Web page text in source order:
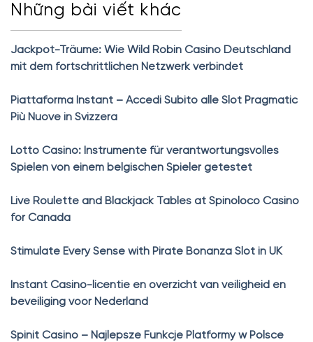
Những bài viết khác
Jackpot-Träume: Wie Wild Robin Casino Deutschland
mit dem fortschrittlichen Netzwerk verbindet
Piattaforma Instant – Accedi Subito alle Slot Pragmatic
Più Nuove in Svizzera
Lotto Casino: Instrumente für verantwortungsvolles
Spielen von einem belgischen Spieler getestet
Live Roulette and Blackjack Tables at Spinoloco Casino
for Canada
Stimulate Every Sense with Pirate Bonanza Slot in UK
Instant Casino-licentie en overzicht van veiligheid en
beveiliging voor Nederland
Spinit Casino – Najlepsze Funkcje Platformy w Polsce